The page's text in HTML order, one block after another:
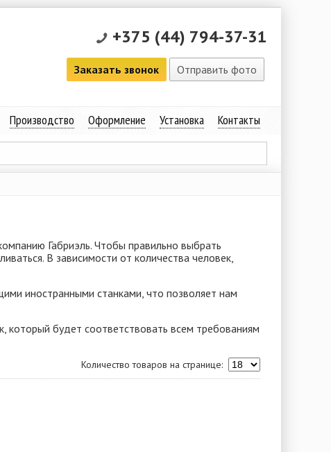
+375 (44) 794-37-31
Заказать звонок Отправить фото
Производство Оформление Установка Контакты
Габриэль. Чтобы правильно выбрать
В зависимости от количества человек,
иностранными станками, что позволяет нам
будет соответствовать всем требованиям
Количество товаров на странице: